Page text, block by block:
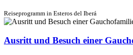
Reiseprogramm in Esteros del Iberá
Ausritt und Besuch einer